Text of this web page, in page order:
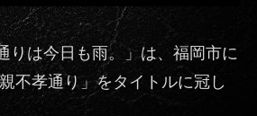
りは今日も雨。」は、福岡市に
不孝通り」をタイトルに冠し